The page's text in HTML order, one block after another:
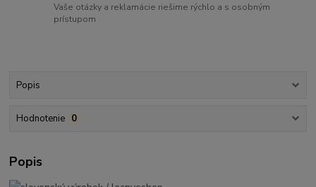
Vaše otázky a reklamácie riešime rýchlo a s osobným
prístupom
Popis
Hodnotenie 0
Popis